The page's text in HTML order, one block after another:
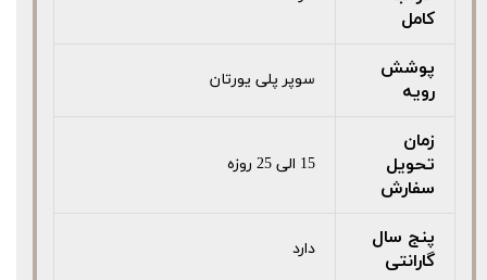
کامل
پوشش
رویه
سوپر پلی یورتان
زمان
تحویل
سفارش
15 الی 25 روزه
پنج سال
گارانتی
دارد